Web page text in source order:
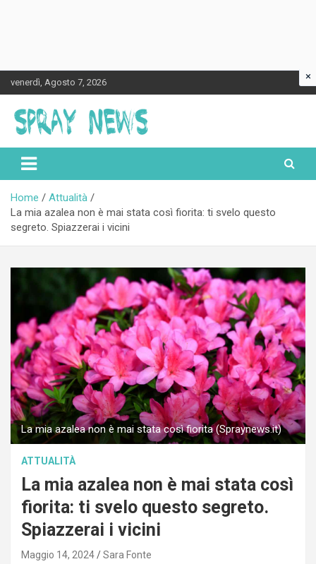
to
content
venerdì, Agosto 7, 2026
Spraynews.it
Home
Attualità
La mia azalea non è mai stata così fiorita: ti svelo questo
segreto. Spiazzerai i vicini
La mia azalea non è mai stata così fiorita (Spraynews.it)
ATTUALITÀ
La mia azalea non è mai stata così
fiorita: ti svelo questo segreto.
Spiazzerai i vicini
Maggio 14, 2024 Sara Fonte
×